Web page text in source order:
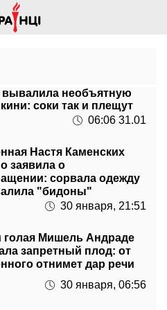
вывалила необъятную
соки так и плещут
06:06 31.01
Настя Каменских
заявила о
сорвала одежду
"бидоны"
30 января, 21:51
голая Мишель Андраде
запретный плод: от
отнимет дар речи
30 января, 06:56